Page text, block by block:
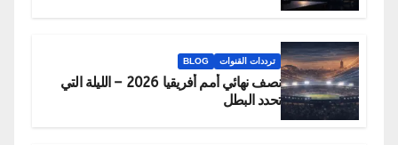
ترددات القنوات BLOG
نصف نهائي أمم أفريقيا 2026 – الليلة التي
تحدد البطل